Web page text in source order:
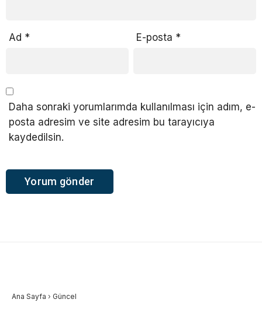
Ad * E-posta *
Daha sonraki yorumlarımda kullanılması için adım, e-
posta adresim ve site adresim bu tarayıcıya
kaydedilsin.
Ana Sayfa › Güncel